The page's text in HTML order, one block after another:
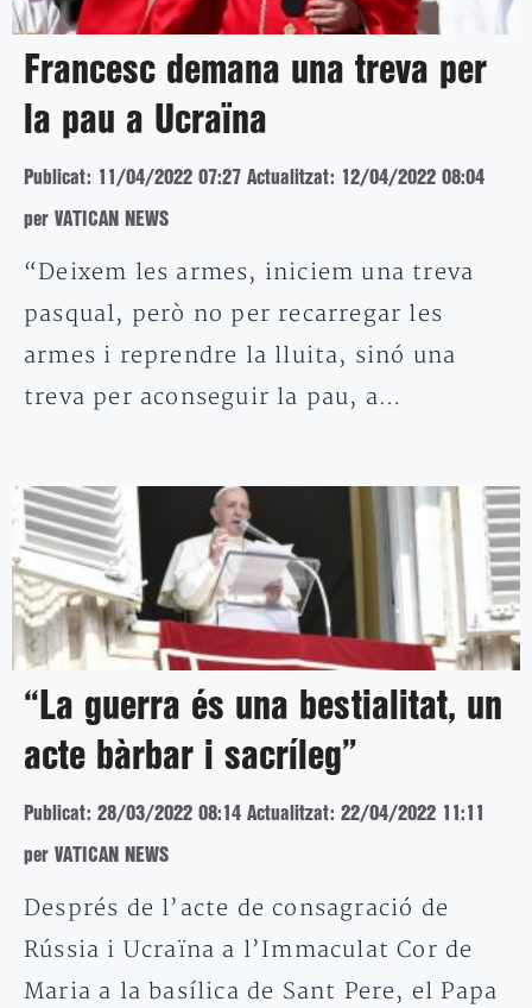
Francesc demana una treva per
la pau a Ucraïna
Publicat: 11/04/2022 07:27 Actualitzat: 12/04/2022 08:04
per VATICAN NEWS
“Deixem les armes, iniciem una treva
pasqual, però no per recarregar les
armes i reprendre la lluita, sinó una
treva per aconseguir la pau, a…
“La guerra és una bestialitat, un
acte bàrbar i sacríleg”
Publicat: 28/03/2022 08:14 Actualitzat: 22/04/2022 11:11
per VATICAN NEWS
Després de l’acte de consagració de
Rússia i Ucraïna a l’Immaculat Cor de
Maria a la basílica de Sant Pere, el Papa